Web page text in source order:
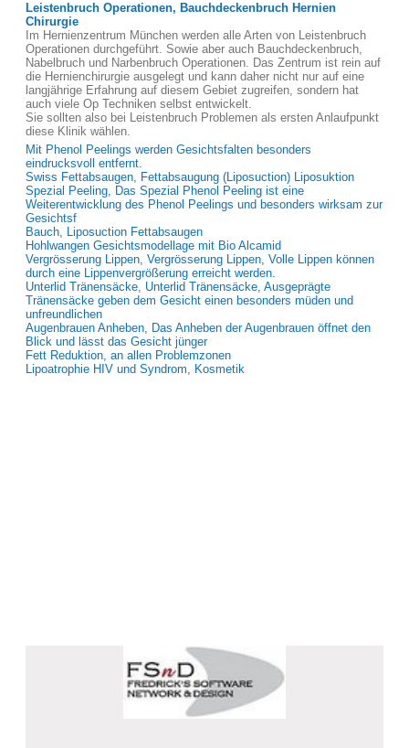
Leistenbruch Operationen, Bauchdeckenbruch Hernien
Chirurgie
Im Hernienzentrum München werden alle Arten von Leistenbruch
Operationen durchgeführt. Sowie aber auch Bauchdeckenbruch,
Nabelbruch und Narbenbruch Operationen. Das Zentrum ist rein auf
die Hernienchirurgie ausgelegt und kann daher nicht nur auf eine
langjährige Erfahrung auf diesem Gebiet zugreifen, sondern hat
auch viele Op Techniken selbst entwickelt.
Sie sollten also bei Leistenbruch Problemen als ersten Anlaufpunkt
diese Klinik wählen.
Mit Phenol Peelings werden Gesichtsfalten besonders
eindrucksvoll entfernt.
Swiss Fettabsaugen, Fettabsaugung (Liposuction) Liposuktion
Spezial Peeling, Das Spezial Phenol Peeling ist eine
Weiterentwicklung des Phenol Peelings und besonders wirksam zur
Gesichtsf
Bauch, Liposuction Fettabsaugen
Hohlwangen Gesichtsmodellage mit Bio Alcamid
Vergrösserung Lippen, Vergrösserung Lippen, Volle Lippen können
durch eine Lippenvergrößerung erreicht werden.
Unterlid Tränensäcke, Unterlid Tränensäcke, Ausgeprägte
Tränensäcke geben dem Gesicht einen besonders müden und
unfreundlichen
Augenbrauen Anheben, Das Anheben der Augenbrauen öffnet den
Blick und lässt das Gesicht jünger
Fett Reduktion, an allen Problemzonen
Lipoatrophie HIV und Syndrom, Kosmetik